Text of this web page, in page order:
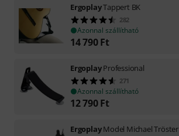
ErgoplayTappert BK
282
Azonnal szállítható
14 790 Ft
ErgoplayProfessional
271
Azonnal szállítható
12 790 Ft
ErgoplayModel Michael Tröster